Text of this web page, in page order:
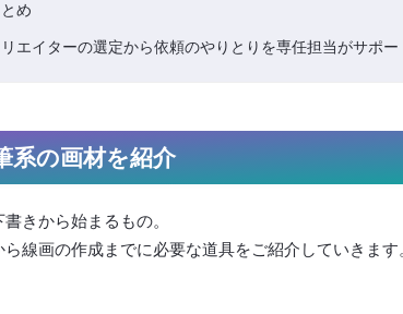
め
エイターの選定から依頼のやりとりを専任担当がサポー
系の画材を紹介
きから始まるもの。
線画の作成までに必要な道具をご紹介していきます